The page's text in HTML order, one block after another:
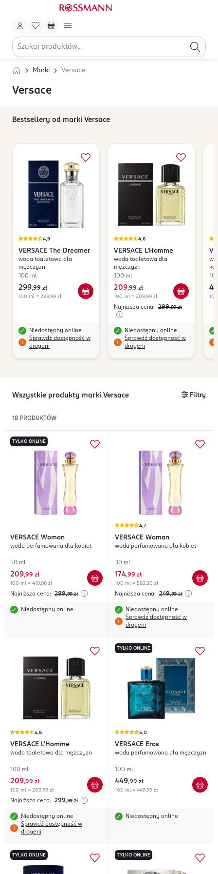
Marki Versace
Versace
Bestsellery od marki Versace
4,9
VERSACE The Dreamer
woda toaletowa dla
mężczyzn
100 ml
299,99 zł
100 ml = 299,99 zł
Niedostępny online
Sprawdź dostępność w
drogerii
4,6
VERSACE L'Homme
woda toaletowa dla
mężczyzn
100 ml
209,99 zł
100 ml = 209,99 zł
Najniższa cena: 299,99 zł
Niedostępny online
Sprawdź dostępność w
drogerii
Wszystkie produkty marki Versace Filtry
18 PRODUKTÓW
TYLKO ONLINE
VERSACE Woman
woda perfumowana dla kobiet
50 ml
209,99 zł
100 ml = 419,98 zł
Najniższa cena: 289,99 zł
Niedostępny online
4,7
VERSACE Woman
woda perfumowana dla kobiet
30 ml
174,99 zł
100 ml = 583,30 zł
Najniższa cena: 249,99 zł
Niedostępny online
Sprawdź dostępność w
drogerii
4,6
VERSACE L'Homme
woda toaletowa dla mężczyzn
100 ml
209,99 zł
100 ml = 209,99 zł
Najniższa cena: 299,99 zł
Niedostępny online
Sprawdź dostępność w
drogerii
TYLKO ONLINE
5,0
VERSACE Eros
woda perfumowana dla mężczyzn
100 ml
449,99 zł
100 ml = 449,99 zł
Niedostępny online
TYLKO ONLINE TYLKO ONLINE